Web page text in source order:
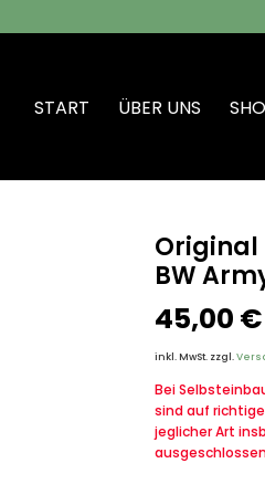
START ÜBER UNS
Original
BW
45,00 €
inkl. MwSt. zzgl.
Bei
sind auf
jeglicher Art